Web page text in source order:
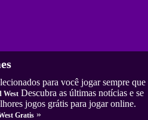
para você jogar sempre que
West Descubra as últimas notícias e se
jogos grátis para jogar online.
Gratis »